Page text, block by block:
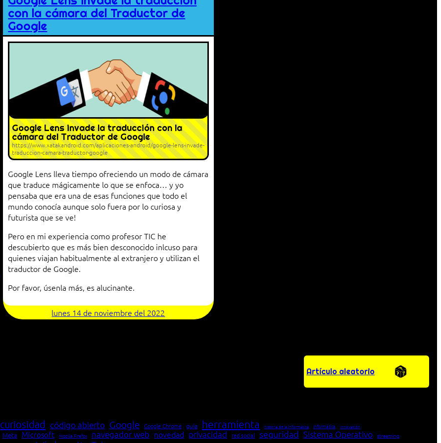
con la cámara del Traductor de
Google
Google Lens invade la traducción con la
cámara del Traductor de Google
https://www.xatakandroid.com/aplicaciones-android/google-lens-invade-
traduccion-camara-traductor-google
Google Lens lleva tiempo ofreciendo un modo de cámara
que traduce mágicamente lo que se enfoca… y yo
pensaba que era una de esas funciones que todo el
mundo conocía aunque solo fuera por lo curiosa y
futurista que se ve!
Pero en mi experiencia como profesor TIC he
descubierto que es más bien desconocido inlcuso para
quienes viajan habitualmente al extranjero y utilizan el
traductor de Google.
Por favor, úsenla más, es alucinante.
lunes 14 de noviembre del 2022
Artículo aleatorio
curiosidad código abierto Google Google Chrome guía herramienta historia de la Informática Informática innovación
Meta Microsoft Mozilla Firefox navegador web novedad privacidad red social seguridad Sistema Operativo streaming